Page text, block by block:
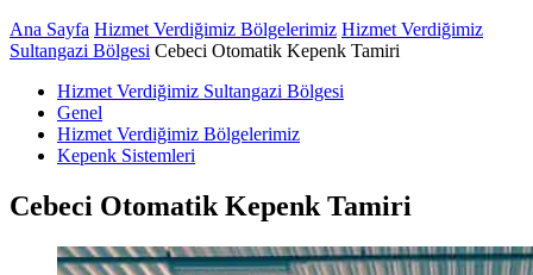
Ana Sayfa Hizmet Verdiğimiz Bölgelerimiz Hizmet Verdiğimiz
Sultangazi Bölgesi Cebeci Otomatik Kepenk Tamiri
Hizmet Verdiğimiz Sultangazi Bölgesi
Genel
Hizmet Verdiğimiz Bölgelerimiz
Kepenk Sistemleri
Cebeci Otomatik Kepenk Tamiri